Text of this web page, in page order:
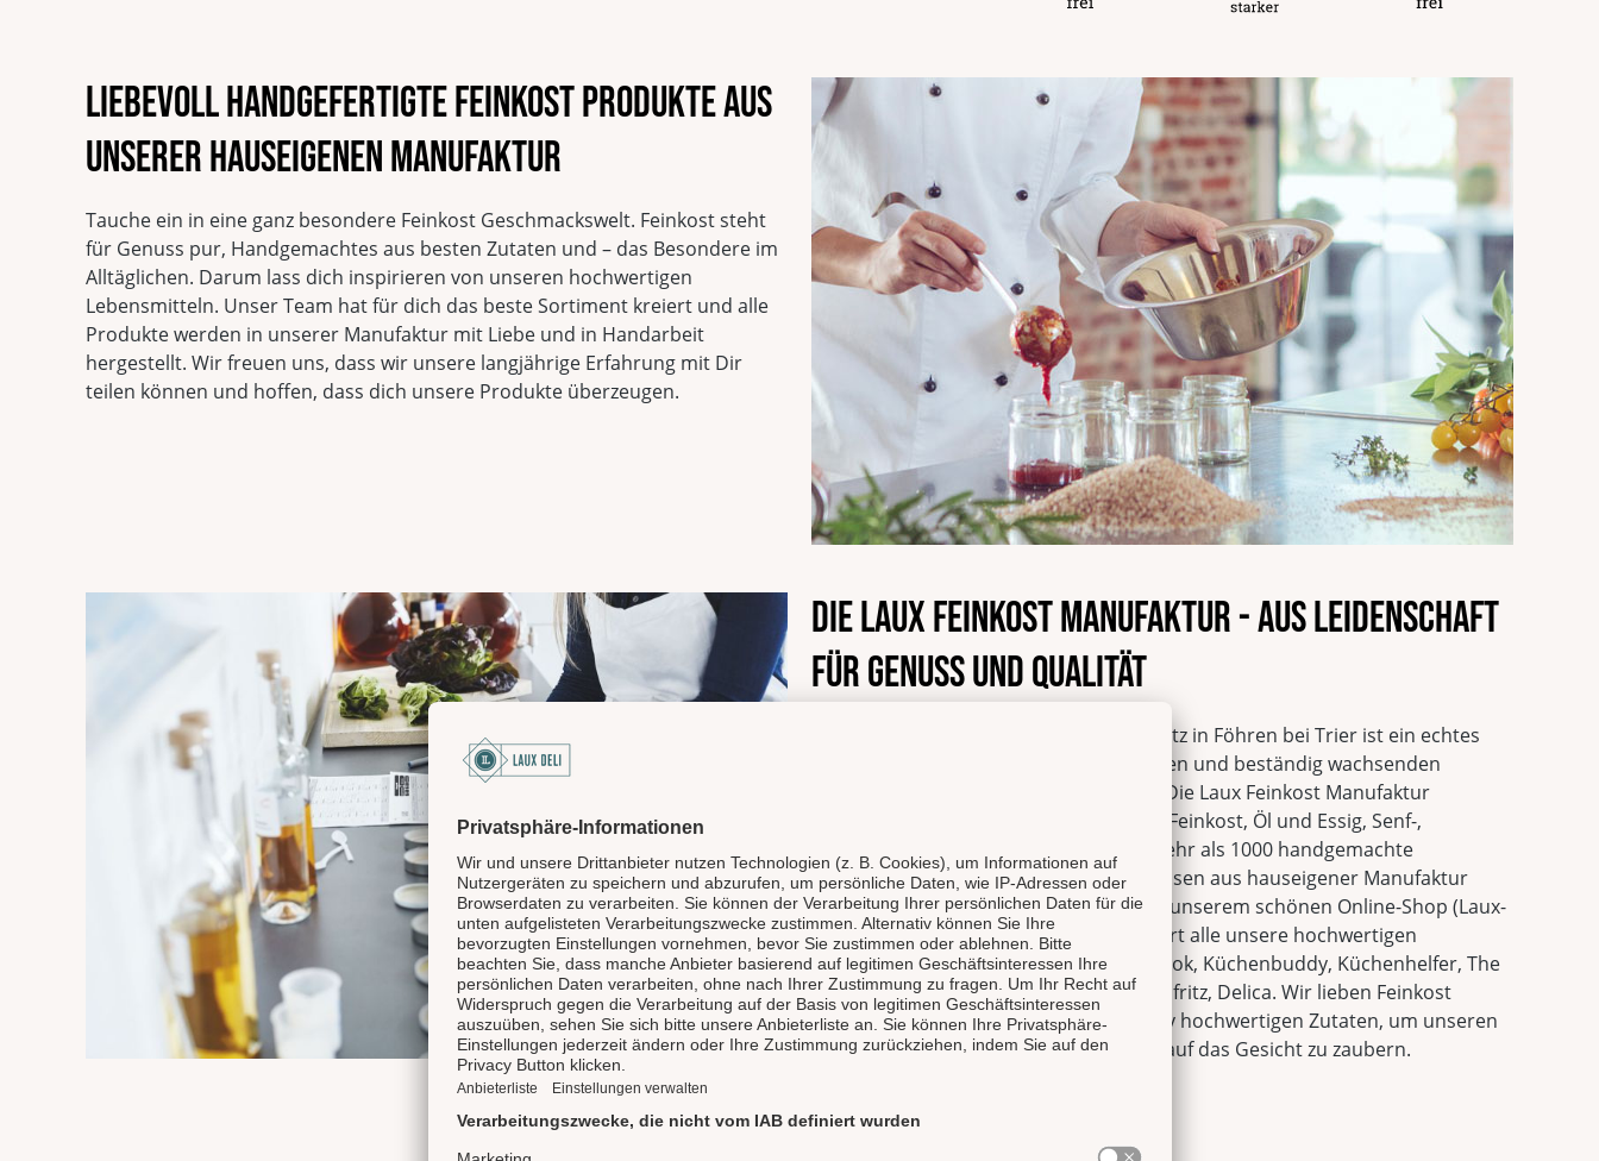
EAN
4260072389908
Vegan
Glutenfrei
Vegetarisch
Ohne Knoblauch
Sojafrei
Ohne Geschmacksverstärker
ohne zugesetzten Salz
Laktosefrei
Liebevoll handgefertigte Feinkost Produkte aus
unserer hauseigenen Manufaktur
Tauche ein in eine ganz besondere Feinkost Geschmackswelt. Feinkost steht
für Genuss pur, Handgemachtes aus besten Zutaten und – das Besondere im
Alltäglichen. Darum lass dich inspirieren von unseren hochwertigen
Lebensmitteln. Unser Team hat für dich das beste Sortiment kreiert und alle
Produkte werden in unserer Manufaktur mit Liebe und in Handarbeit
hergestellt. Wir freuen uns, dass wir unsere langjährige Erfahrung mit Dir
teilen können und hoffen, dass dich unsere Produkte überzeugen.
Die LAUX Feinkost Manufaktur - Aus Leidenschaft
für Genuss und Qualität
Unsere LAUX Feinkost Manufaktur mit Sitz in Föhren bei Trier ist ein echtes
Highlight und gehört zu den innovativsten und beständig wachsenden
Feinkostmanufakturen in Deutschland. Die Laux Feinkost Manufaktur
produziert handgemachte hochwertige Feinkost, Öl und Essig, Senf-,
Gewürzmischungen und Spirituosen. Mehr als 1000 handgemachte
Delikatessen und preisgekrönte Spirituosen aus hauseigener Manufaktur
werden hier mit Liebe zubereitet und in unserem schönen Online-Shop (Laux-
Deli) vertrieben. Der LAUX Deli Shop führt alle unsere hochwertigen
Eigenmarken, wie die Rittergut Valenbrook, Küchenbuddy, Küchenhelfer, The
Deli Garage, Bellezini, Lapp&Fao, Saucenfritz, Delica. Wir lieben Feinkost
Produkte und arbeiten nur mit qualitativ hochwertigen Zutaten, um unseren
Kunden mit jedem Produkt ein Lächeln auf das Gesicht zu zaubern.